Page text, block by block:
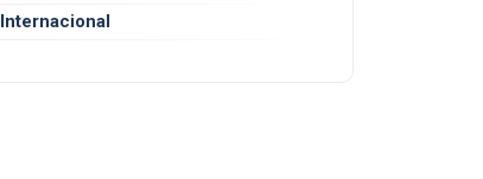
Internacional